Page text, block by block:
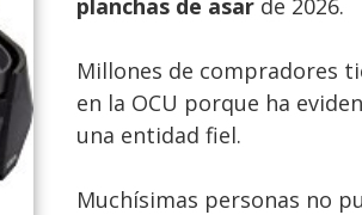
planchas de asarde 2026.
Millones de compradores
en la OCU porque ha
una entidad fiel.
Muchísimas personas no